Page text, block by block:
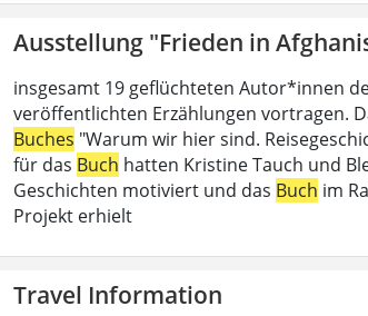
Ausstellung "Frieden in
insgesamt 19 geflüchteten Autor*innen
veröffentlichten Erzählungen vortragen.
Buches "Warum wir hier sind.
für das Buch hatten Kristine Tauch und
Geschichten motiviert und das Buch im
Projekt erhielt
Travel Information